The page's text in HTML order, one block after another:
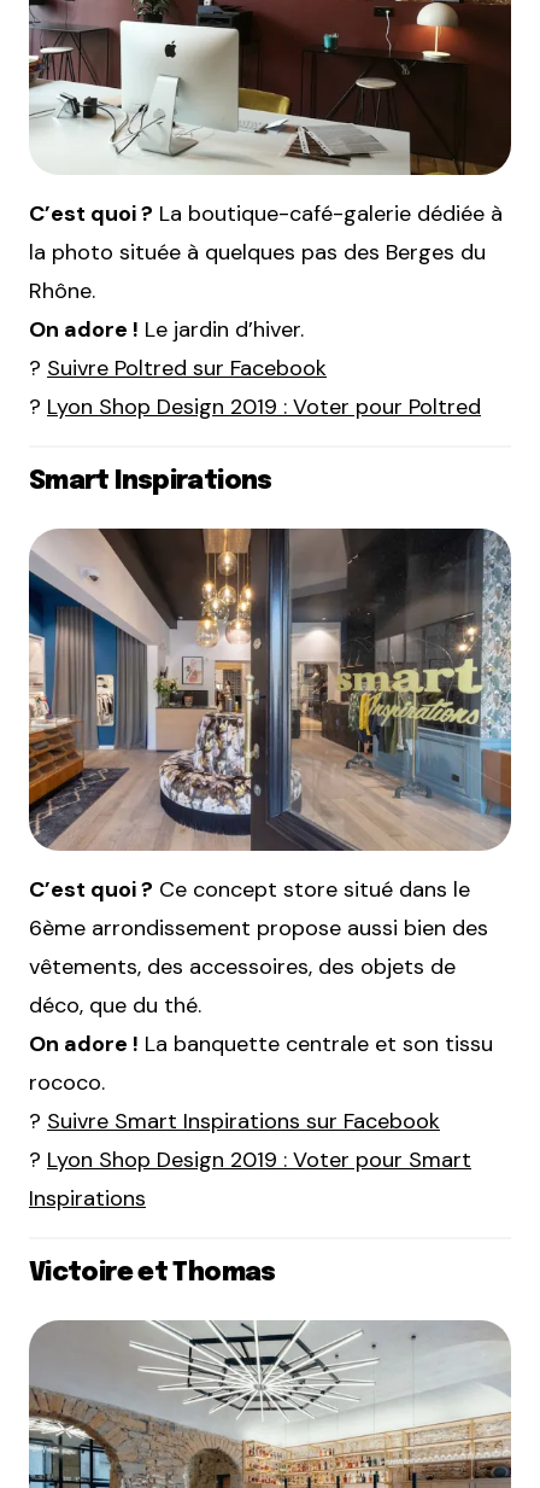
C’est quoi ? La boutique-café-galerie dédiée à
la photo située à quelques pas des Berges du
Rhône.
On adore ! Le jardin d’hiver.
? Suivre Poltred sur Facebook
? Lyon Shop Design 2019 : Voter pour Poltred
Smart Inspirations
C’est quoi ? Ce concept store situé dans le
6ème arrondissement propose aussi bien des
vêtements, des accessoires, des objets de
déco, que du thé.
On adore ! La banquette centrale et son tissu
rococo.
? Suivre Smart Inspirations sur Facebook
? Lyon Shop Design 2019 : Voter pour Smart
Inspirations
Victoire et Thomas